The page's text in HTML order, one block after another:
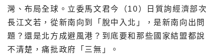
灣、布局全球。立委馬文君今（10）日質詢經濟部次
長江文若，從新南向到「脫中入北」，是新南向出問
題？還是北方成避風港？到底要和那些國家結盟都說
不清楚，痛批政府「三無」。